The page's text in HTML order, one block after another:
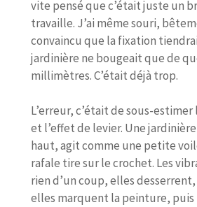
vite pensé que c’était juste un
travaille. J’ai même souri,
convaincu que la fixation
jardinière ne bougeait que de
millimètres. C’était déjà trop.
L’erreur, c’était de sous-
et l’effet de levier. Une
haut, agit comme une petite
rafale tire sur le crochet. Les
rien d’un coup, elles
elles marquent la peinture, puis